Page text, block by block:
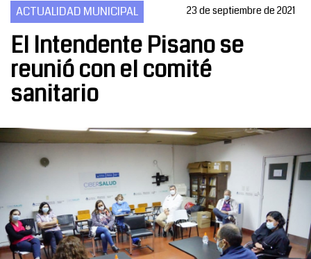
ACTUALIDAD MUNICIPAL 23 de septiembre de 2021
El Intendente Pisano se
reunió con el comité
sanitario